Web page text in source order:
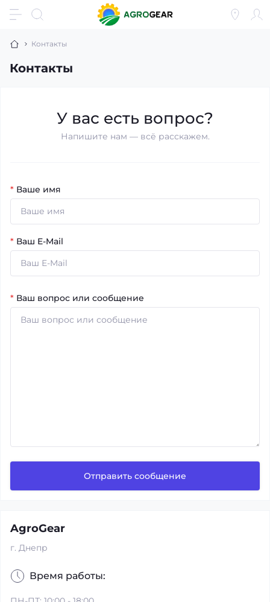
Контакты
Контакты
У вас есть вопрос?
Напишите нам — всё расскажем.
* Ваше имя
* Ваш E-Mail
* Ваш вопрос или сообщение
Отправить сообщение
AgroGear
г. Днепр
Время работы: